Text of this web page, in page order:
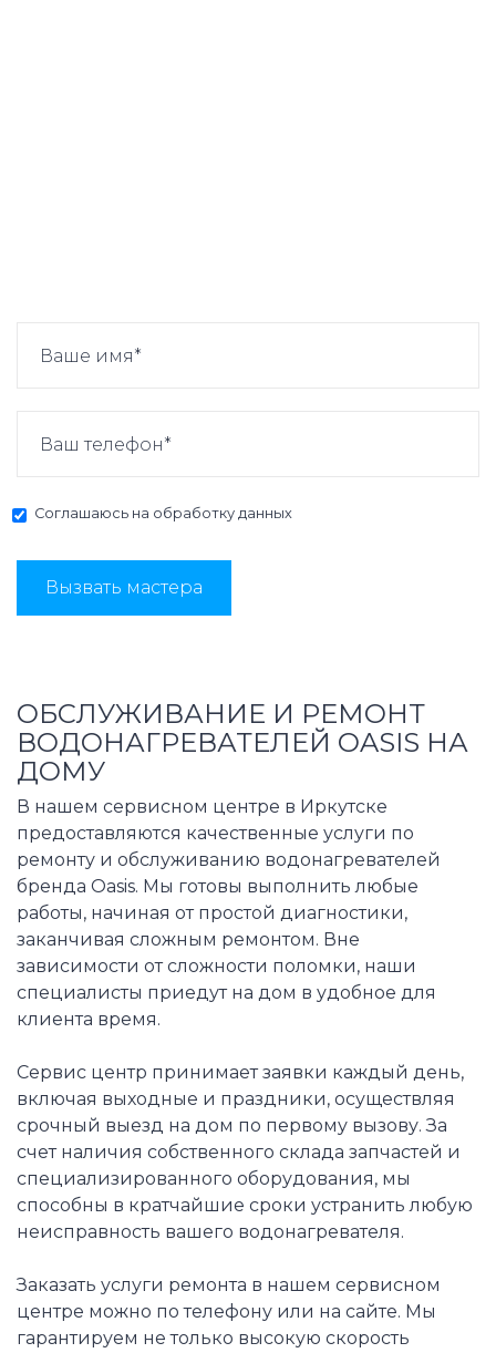
Соглашаюсь на обработку данных
Вызвать мастера
ОБСЛУЖИВАНИЕ И РЕМОНТ
ВОДОНАГРЕВАТЕЛЕЙ OASIS НА
ДОМУ
В нашем сервисном центре в Иркутске
предоставляются качественные услуги по
ремонту и обслуживанию водонагревателей
бренда Oasis. Мы готовы выполнить любые
работы, начиная от простой диагностики,
заканчивая сложным ремонтом. Вне
зависимости от сложности поломки, наши
специалисты приедут на дом в удобное для
клиента время.
Сервис центр принимает заявки каждый день,
включая выходные и праздники, осуществляя
срочный выезд на дом по первому вызову. За
счет наличия собственного склада запчастей и
специализированного оборудования, мы
способны в кратчайшие сроки устранить любую
неисправность вашего водонагревателя.
Заказать услуги ремонта в нашем сервисном
центре можно по телефону или на сайте. Мы
гарантируем не только высокую скорость